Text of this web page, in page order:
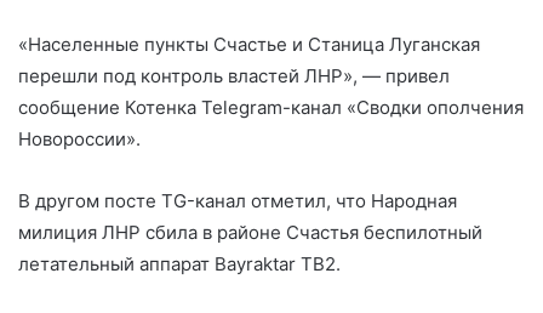
«Населенные пункты Счастье и Станица Луганская
перешли под контроль властей ЛНР», — привел
сообщение Котенка Telegram-канал «Сводки ополчения
Новороссии».
В другом посте TG-канал отметил, что Народная
милиция ЛНР сбила в районе Счастья беспилотный
летательный аппарат Bayraktar TB2.